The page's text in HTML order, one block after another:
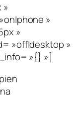
»
»
»off|desktop »
»{} »]